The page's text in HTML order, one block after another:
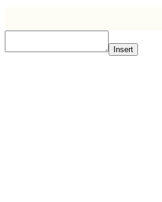
Insert